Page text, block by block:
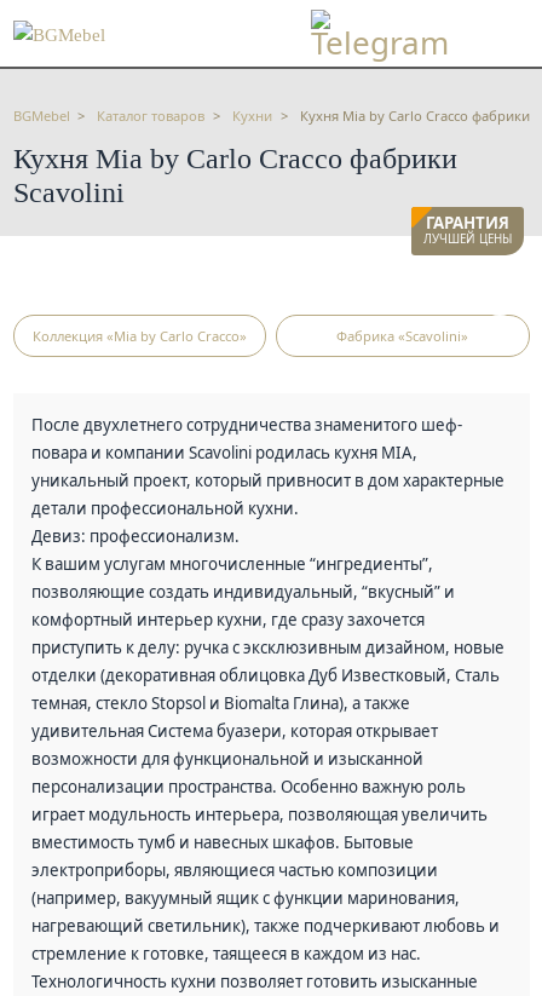
BGMebel Каталог товаров Кухни Кухня Mia by Carlo Cracco фабрики
Кухня Mia by Carlo Cracco фабрики
Scavolini
ГАРАНТИЯ
ЛУЧШЕЙ ЦЕНЫ
Фабрика «Scavolini»
Коллекция «Mia by Carlo Cracco»
После двухлетнего сотрудничества знаменитого шеф-
повара и компании Scavolini родилась кухня MIA,
уникальный проект, который привносит в дом характерные
детали профессиональной кухни.
Девиз: профессионализм.
К вашим услугам многочисленные “ингредиенты”,
позволяющие создать индивидуальный, “вкусный” и
комфортный интерьер кухни, где сразу захочется
приступить к делу: ручка с эксклюзивным дизайном, новые
отделки (декоративная облицовка Дуб Известковый, Сталь
темная, стекло Stopsol и Biomalta Глина), а также
удивительная Система буазери, которая открывает
возможности для функциональной и изысканной
персонализации пространства. Особенно важную роль
играет модульность интерьера, позволяющая увеличить
вместимость тумб и навесных шкафов. Бытовые
электроприборы, являющиеся частью композиции
(например, вакуумный ящик с функции маринования,
нагревающий светильник), также подчеркивают любовь и
стремление к готовке, таящееся в каждом из нас.
Технологичность кухни позволяет готовить изысканные